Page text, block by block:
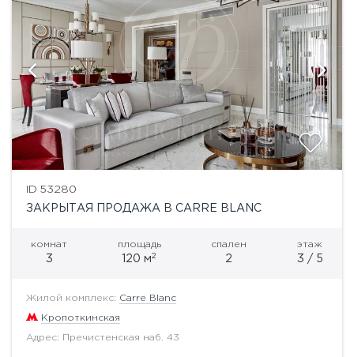
ID 53280
ЗАКРЫТАЯ ПРОДАЖА В CARRE BLANC
комнат
3
площадь
120 м2
спален
2
этаж
3 / 5
Жилой комплекс: Carre Blanc
Кропоткинская
Адрес: Пречистенская наб. 43